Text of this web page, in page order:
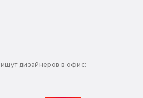
дизайнеров в офис: